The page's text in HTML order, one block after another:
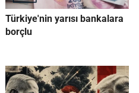
Türkiye'nin yarısı bankalara
borçlu